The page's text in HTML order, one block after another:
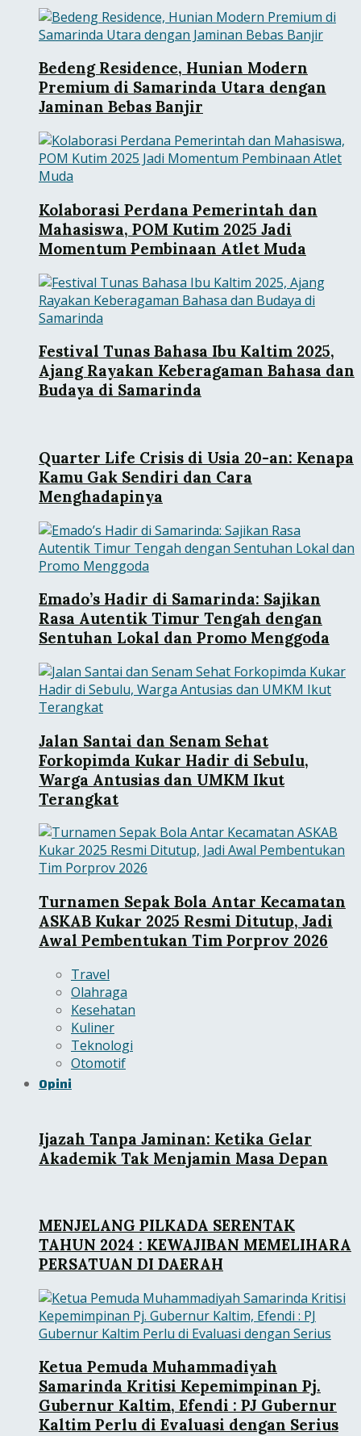
Bedeng Residence, Hunian Modern
Premium di Samarinda Utara dengan
Jaminan Bebas Banjir
Kolaborasi Perdana Pemerintah dan
Mahasiswa, POM Kutim 2025 Jadi
Momentum Pembinaan Atlet Muda
Festival Tunas Bahasa Ibu Kaltim 2025,
Ajang Rayakan Keberagaman Bahasa dan
Budaya di Samarinda
Quarter Life Crisis di Usia 20-an: Kenapa
Kamu Gak Sendiri dan Cara
Menghadapinya
Emado’s Hadir di Samarinda: Sajikan
Rasa Autentik Timur Tengah dengan
Sentuhan Lokal dan Promo Menggoda
Jalan Santai dan Senam Sehat
Forkopimda Kukar Hadir di Sebulu,
Warga Antusias dan UMKM Ikut
Terangkat
Turnamen Sepak Bola Antar Kecamatan
ASKAB Kukar 2025 Resmi Ditutup, Jadi
Awal Pembentukan Tim Porprov 2026
Travel
Olahraga
Kesehatan
Kuliner
Teknologi
Otomotif
Opini
Ijazah Tanpa Jaminan: Ketika Gelar
Akademik Tak Menjamin Masa Depan
MENJELANG PILKADA SERENTAK
TAHUN 2024 : KEWAJIBAN MEMELIHARA
PERSATUAN DI DAERAH
Ketua Pemuda Muhammadiyah
Samarinda Kritisi Kepemimpinan Pj.
Gubernur Kaltim, Efendi : PJ Gubernur
Kaltim Perlu di Evaluasi dengan Serius